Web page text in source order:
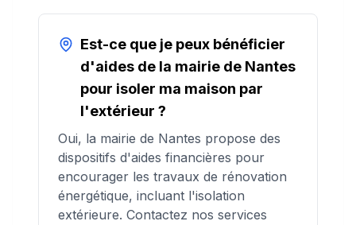
Est-ce que je peux bénéficier
d'aides de la mairie de Nantes
pour isoler ma maison par
l'extérieur ?
Oui, la mairie de Nantes propose des
dispositifs d'aides financières pour
encourager les travaux de rénovation
énergétique, incluant l'isolation
extérieure. Contactez nos services